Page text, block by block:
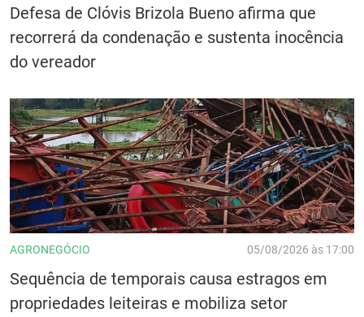
Defesa de Clóvis Brizola Bueno afirma que
recorrerá da condenação e sustenta inocência
do vereador
AGRONEGÓCIO 05/08/2026 às 17:00
Sequência de temporais causa estragos em
propriedades leiteiras e mobiliza setor